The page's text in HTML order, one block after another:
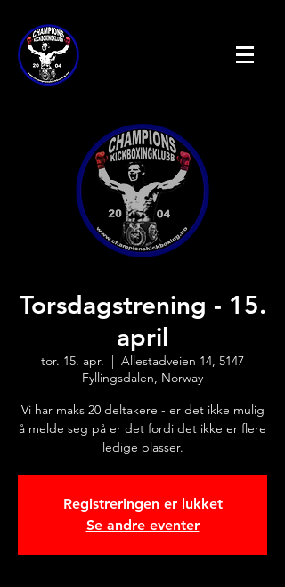
Torsdagstrening - 15.
april
tor. 15. apr.
  |
Allestadveien 14, 5147
Fyllingsdalen, Norway
Vi har maks 20 deltakere - er det ikke mulig
å melde seg på er det fordi det ikke er flere
ledige plasser.
Registreringen er lukket
Se andre eventer